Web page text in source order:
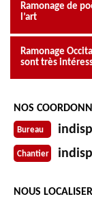
Ramonage de
l’art
Ramonage
sont très
NOS
Bureau
Chantier
NOUS LOCALISER